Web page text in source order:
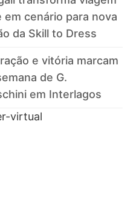
em cenário para nova
da Skill to Dress
e vitória marcam
de G.
em Interlagos